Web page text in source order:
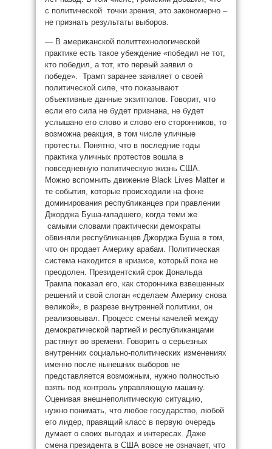
с политической точки зрения, это закономерно –
не признать результаты выборов.
— В американской политтехнологической
практике есть такое убеждение «победил не тот,
кто победил, а тот, кто первый заявил о
победе». Трамп заранее заявляет о своей
политической силе, что показывают
объективные данные экзитполов. Говорит, что
если его сила не будет признана, не будет
услышано его слово и слово его сторонников, то
возможна реакция, в том числе уличные
протесты. Понятно, что в последние годы
практика уличных протестов вошла в
повседневную политическую жизнь США.
Можно вспомнить движение Black Lives Matter и
те события, которые происходили на фоне
доминирования республиканцев при правлении
Джорджа Буша-младшего, когда теми же
самыми словами практически демократы
обвиняли республиканцев Джорджа Буша в том,
что он продает Америку арабам. Политическая
система находится в кризисе, который пока не
преодолен. Президентский срок Дональда
Трампа показал его, как сторонника взвешенных
решений и свой слоган «сделаем Америку снова
великой», в разрезе внутренней политики, он
реализовывал. Процесс смены качелей между
демократической партией и республиканцами
растянут во времени. Говорить о серьезных
внутренних социально-политических изменениях
именно после нынешних выборов не
представляется возможным, нужно полностью
взять под контроль управляющую машину.
Оценивая внешнеполитическую ситуацию,
нужно понимать, что любое государство, любой
его лидер, правящий класс в первую очередь
думает о своих выгодах и интересах. Даже
смена президента в США вовсе не означает, что